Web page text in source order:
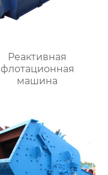
Реактивная
флотационная
машина